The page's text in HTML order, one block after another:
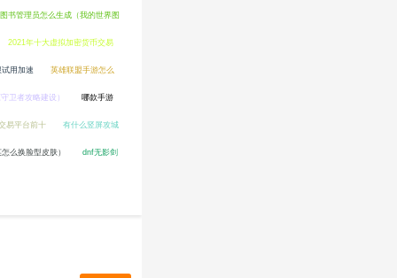
书管理员怎么生成（我的世界图
2021年十大虚拟加密货币交易
用加速 英雄联盟手游怎么
卫者攻略建设） 哪款手游
易平台前十 有什么竖屏攻城
么换脸型皮肤） dnf无影剑